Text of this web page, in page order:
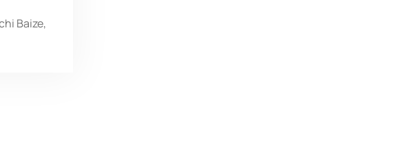
Baize,